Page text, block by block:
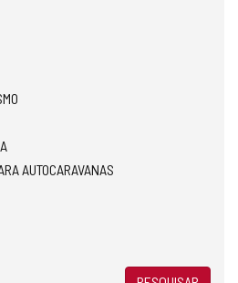
AUTOCARAVANAS